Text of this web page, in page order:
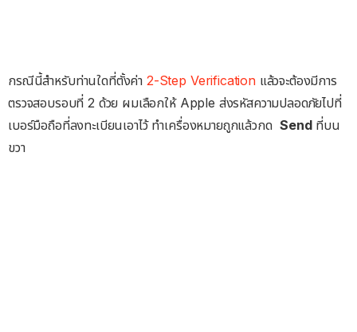
กรณีนี้สำหรับท่านใดที่ตั้งค่า 2-Step Verificationแล้วจะต้องมีการ
ตรวจสอบรอบที่ 2 ด้วย ผมเลือกให้ Apple ส่งรหัสความปลอดภัยไปที่
เบอร์มือถือที่ลงทะเบียนเอาไว้ ทำเครื่องหมายถูกแล้วกดSendที่บน
ขวา